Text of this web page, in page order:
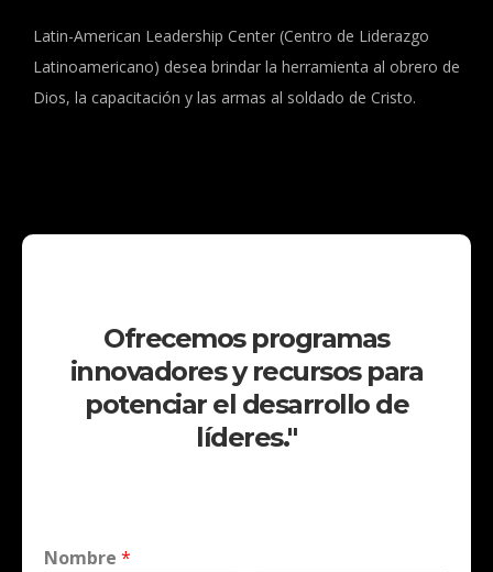
Latin-American Leadership Center (Centro de Liderazgo
Latinoamericano) desea brindar la herramienta al obrero de
Dios, la capacitación y las armas al soldado de Cristo.
Ofrecemos programas
innovadores y recursos para
potenciar el desarrollo de
líderes."
Nombre *